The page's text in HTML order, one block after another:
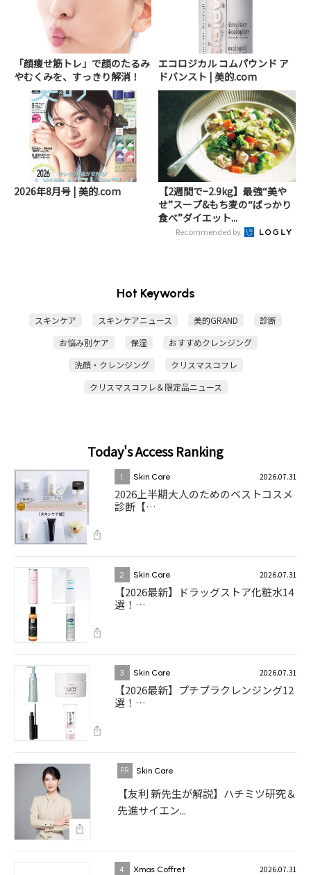
「顔痩せ筋トレ」で顔のたるみ
やむくみを、すっきり解消！
エコロジカル コムパウンド ア
ドバンスト | 美的.com
2026年8月号 | 美的.com
【2週間で−2.9kg】最強“美や
せ”スープ&もち麦の“ばっかり
食べ”ダイエット...
Recommended by
Hot Keywords
スキンケア スキンケアニュース 美的GRAND
診断
お悩み別ケア
保湿
おすすめクレンジング
洗顔・クレンジング
クリスマスコフレ
クリスマスコフレ＆限定品ニュース
Today's Access Ranking
1 Skin Care 2026.07.31
2026上半期大人のためのベストコスメ
診断【…
2 Skin Care 2026.07.31
【2026最新】ドラッグストア化粧水14
選！…
3 Skin Care 2026.07.31
【2026最新】プチプラクレンジング12
選！…
Skin Care
【友利 新先生が解説】ハチミツ研究＆
先進サイエン...
4 Xmas Coffret 2026.07.31